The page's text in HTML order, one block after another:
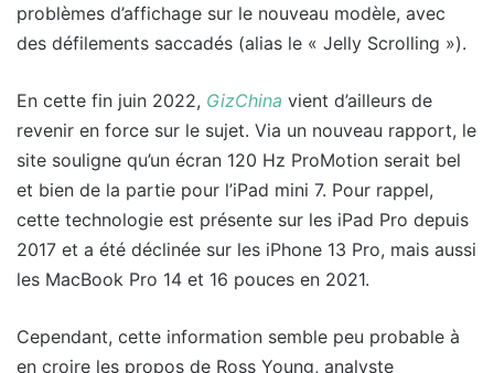
problèmes d’affichage sur le nouveau modèle, avec
des défilements saccadés (alias le « Jelly Scrolling »).
En cette fin juin 2022, GizChina vient d’ailleurs de
revenir en force sur le sujet. Via un nouveau rapport, le
site souligne qu’un écran 120 Hz ProMotion serait bel
et bien de la partie pour l’iPad mini 7. Pour rappel,
cette technologie est présente sur les iPad Pro depuis
2017 et a été déclinée sur les iPhone 13 Pro, mais aussi
les MacBook Pro 14 et 16 pouces en 2021.
Cependant, cette information semble peu probable à
en croire les propos de Ross Young, analyste